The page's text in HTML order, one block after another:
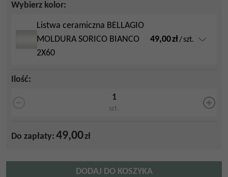
Wybierz kolor:
Listwa ceramiczna BELLAGIO
MOLDURA SORICO BIANCO
2X60
49,00zł/szt.
Ilość:
szt.
Do zapłaty: 49,00zł
DODAJ DO KOSZYKA